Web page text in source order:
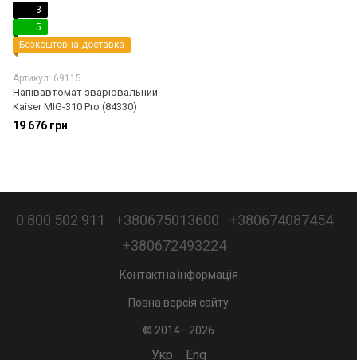
3
5
Безкоштовна доставка
Артикул: 69115
Напівавтомат зварювальний
Kaiser MIG-310 Pro (84330)
19 676 грн
0 800 502 911 +380675013600
+380674087454
+380672493224
Контактна інформація
Повна версія сайту
© 2014—2026
Укр Eng